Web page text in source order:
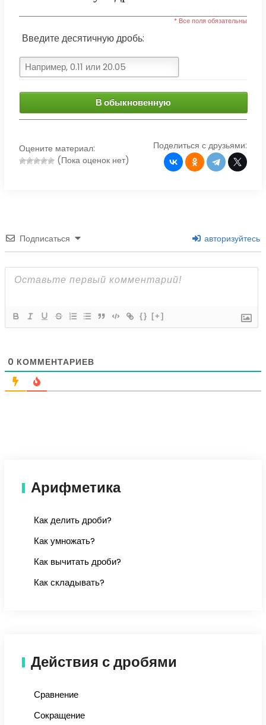
* Все поля обязательны
Введите десятичную дробь:
В обыкновенную
Оцените материал:
(Пока оценок нет)
Поделиться с друзьями:
Подписаться авторизуйтесь
{} [+]
0 КОММЕНТАРИЕВ
Арифметика
Как делить дроби?
Как умножать?
Как вычитать дроби?
Как складывать?
Действия с дробями
Сравнение
Сокращение